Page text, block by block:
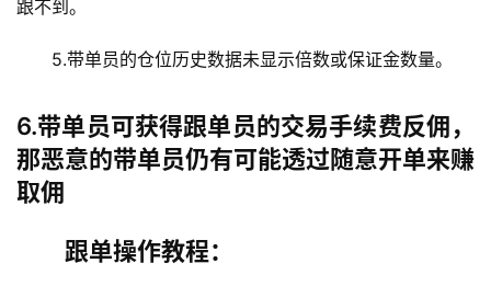
跟不到。
5.带单员的仓位历史数据未显示倍数或保证金数量。
6.带单员可获得跟单员的交易手续费反佣，
那恶意的带单员仍有可能透过随意开单来赚
取佣
跟单操作教程：